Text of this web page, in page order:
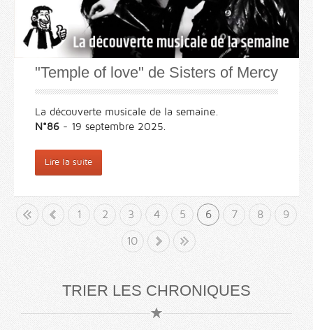
"Temple of love" de Sisters of Mercy
La découverte musicale de la semaine.
N°86 - 19 septembre 2025.
Lire la suite
« 1 2 3 4 5 6 7 8 9
10
» Fin
TRIER LES CHRONIQUES